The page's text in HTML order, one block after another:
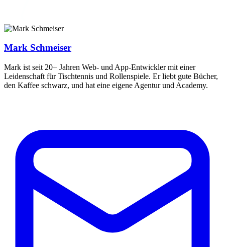
Mark Schmeiser
Mark ist seit 20+ Jahren Web- und App-Entwickler mit einer
Leidenschaft für Tischtennis und Rollenspiele. Er liebt gute Bücher,
den Kaffee schwarz, und hat eine eigene Agentur und Academy.